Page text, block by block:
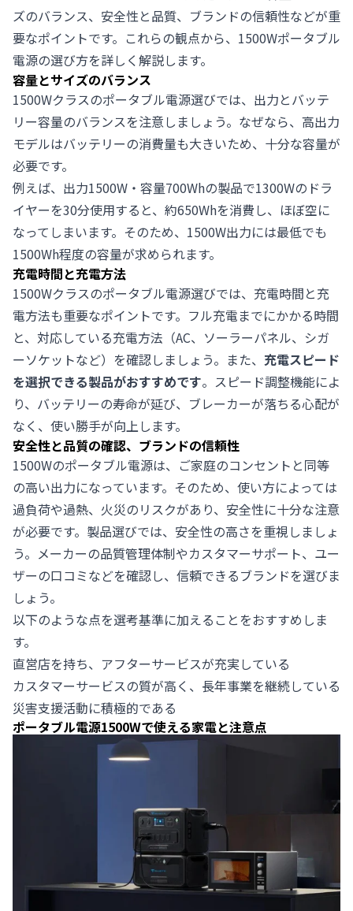
ズのバランス、安全性と品質、ブランドの信頼性などが重
要なポイントです。これらの観点から、1500Wポータブル
電源の選び方を詳しく解説します。
容量とサイズのバランス
1500Wクラスのポータブル電源選びでは、出力とバッテ
リー容量のバランスを注意しましょう。なぜなら、高出力
モデルはバッテリーの消費量も大きいため、十分な容量が
必要です。
例えば、出力1500W・容量700Whの製品で1300Wのドラ
イヤーを30分使用すると、約650Whを消費し、ほぼ空に
なってしまいます。そのため、1500W出力には最低でも
1500Wh程度の容量が求められます。
充電時間と充電方法
1500Wクラスのポータブル電源選びでは、充電時間と充
電方法も重要なポイントです。フル充電までにかかる時間
と、対応している充電方法（AC、ソーラーパネル、シガ
ーソケットなど）を確認しましょう。また、 充電スピード
を選択できる製品がおすすめです。スピード調整機能によ
り、バッテリーの寿命が延び、ブレーカーが落ちる心配が
なく、使い勝手が向上します。
安全性と品質の確認、ブランドの信頼性
1500Wのポータブル電源は、ご家庭のコンセントと同等
の高い出力になっています。そのため、使い方によっては
過負荷や過熱、火災のリスクがあり、安全性に十分な注意
が必要です。製品選びでは、安全性の高さを重視しましょ
う。メーカーの品質管理体制やカスタマーサポート、ユー
ザーの口コミなどを確認し、信頼できるブランドを選びま
しょう。
以下のような点を選考基準に加えることをおすすめしま
す。
直営店を持ち、アフターサービスが充実している
カスタマーサービスの質が高く、長年事業を継続している
災害支援活動に積極的である
ポータブル電源1500Wで使える家電と注意点